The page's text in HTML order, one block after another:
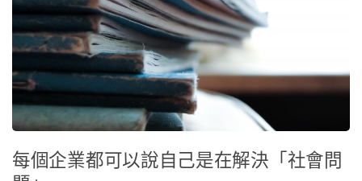
每個企業都可以說自己是在解決「社會問